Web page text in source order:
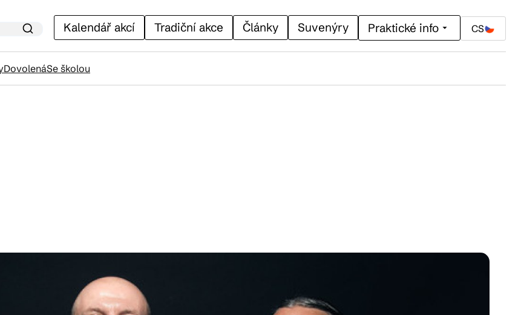
Kalendář akcí Tradiční akce Články Suvenýry Praktické info CS
DovolenáSe školou